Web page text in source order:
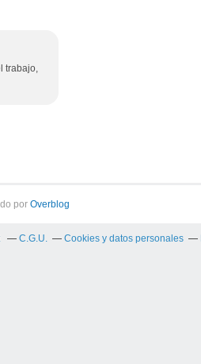
trabajo,
por Overblog
C.G.U. Cookies y datos personales